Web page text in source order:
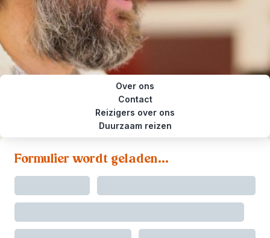
Over ons
Contact
Reizigers over ons
Duurzaam reizen
Formulier wordt geladen...